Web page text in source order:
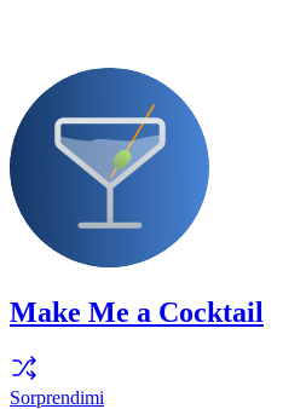
Make Me a Cocktail
Sorprendimi